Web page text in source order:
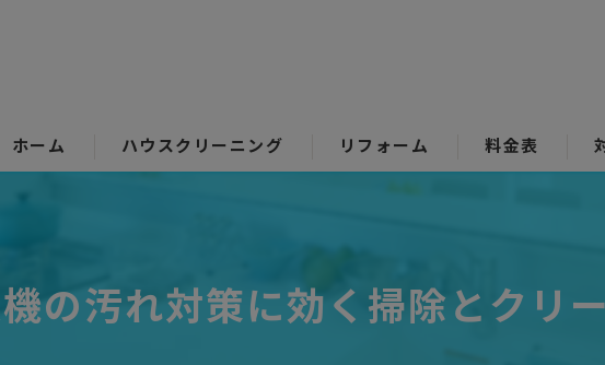
ホーム ハウスクリーニング
エアコンクリーニング
リフォーム
浴室リフォーム
料金表
の汚れ対策に効く掃除とクリ